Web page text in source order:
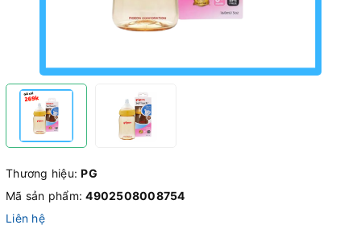
Thương hiệu:PG
Mã sản phẩm:4902508008754
Liên hệ